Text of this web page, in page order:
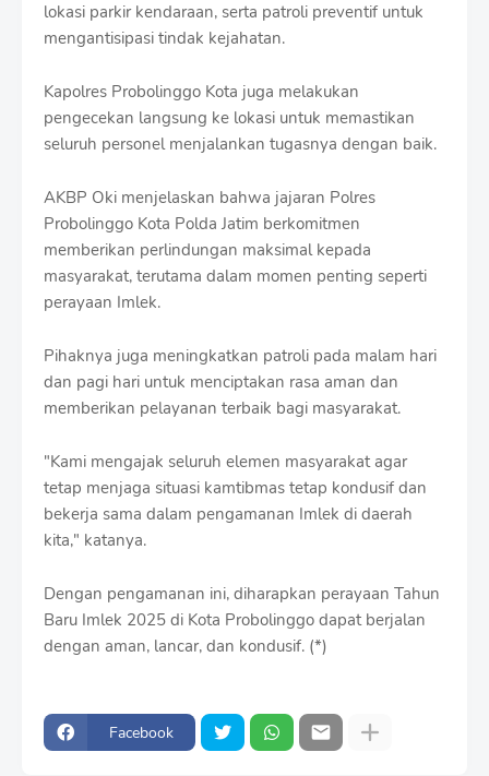
lokasi parkir kendaraan, serta patroli preventif untuk
mengantisipasi tindak kejahatan.
Kapolres Probolinggo Kota juga melakukan
pengecekan langsung ke lokasi untuk memastikan
seluruh personel menjalankan tugasnya dengan baik.
AKBP Oki menjelaskan bahwa jajaran Polres
Probolinggo Kota Polda Jatim berkomitmen
memberikan perlindungan maksimal kepada
masyarakat, terutama dalam momen penting seperti
perayaan Imlek.
Pihaknya juga meningkatkan patroli pada malam hari
dan pagi hari untuk menciptakan rasa aman dan
memberikan pelayanan terbaik bagi masyarakat.
"Kami mengajak seluruh elemen masyarakat agar
tetap menjaga situasi kamtibmas tetap kondusif dan
bekerja sama dalam pengamanan Imlek di daerah
kita," katanya.
Dengan pengamanan ini, diharapkan perayaan Tahun
Baru Imlek 2025 di Kota Probolinggo dapat berjalan
dengan aman, lancar, dan kondusif. (*)
Facebook